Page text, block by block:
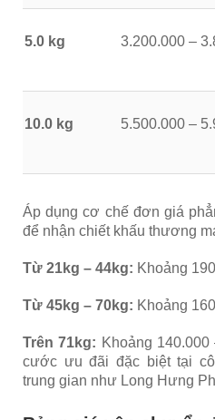
5.0 kg 3.200.000 –
10.0 kg 5.500.000 –
Áp dụng cơ chế đơn giá
để nhận chiết khấu thương
Từ 21kg – 44kg: Khoảng
Từ 45kg – 70kg: Khoảng
Trên 71kg: Khoảng
cước ưu đãi đặc biệt tại
trung gian như Long Hưng